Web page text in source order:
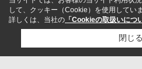
して、クッキー（Cookie）を使用していま
詳しくは、当社の 「Cookieの取扱いにつ
閉じる